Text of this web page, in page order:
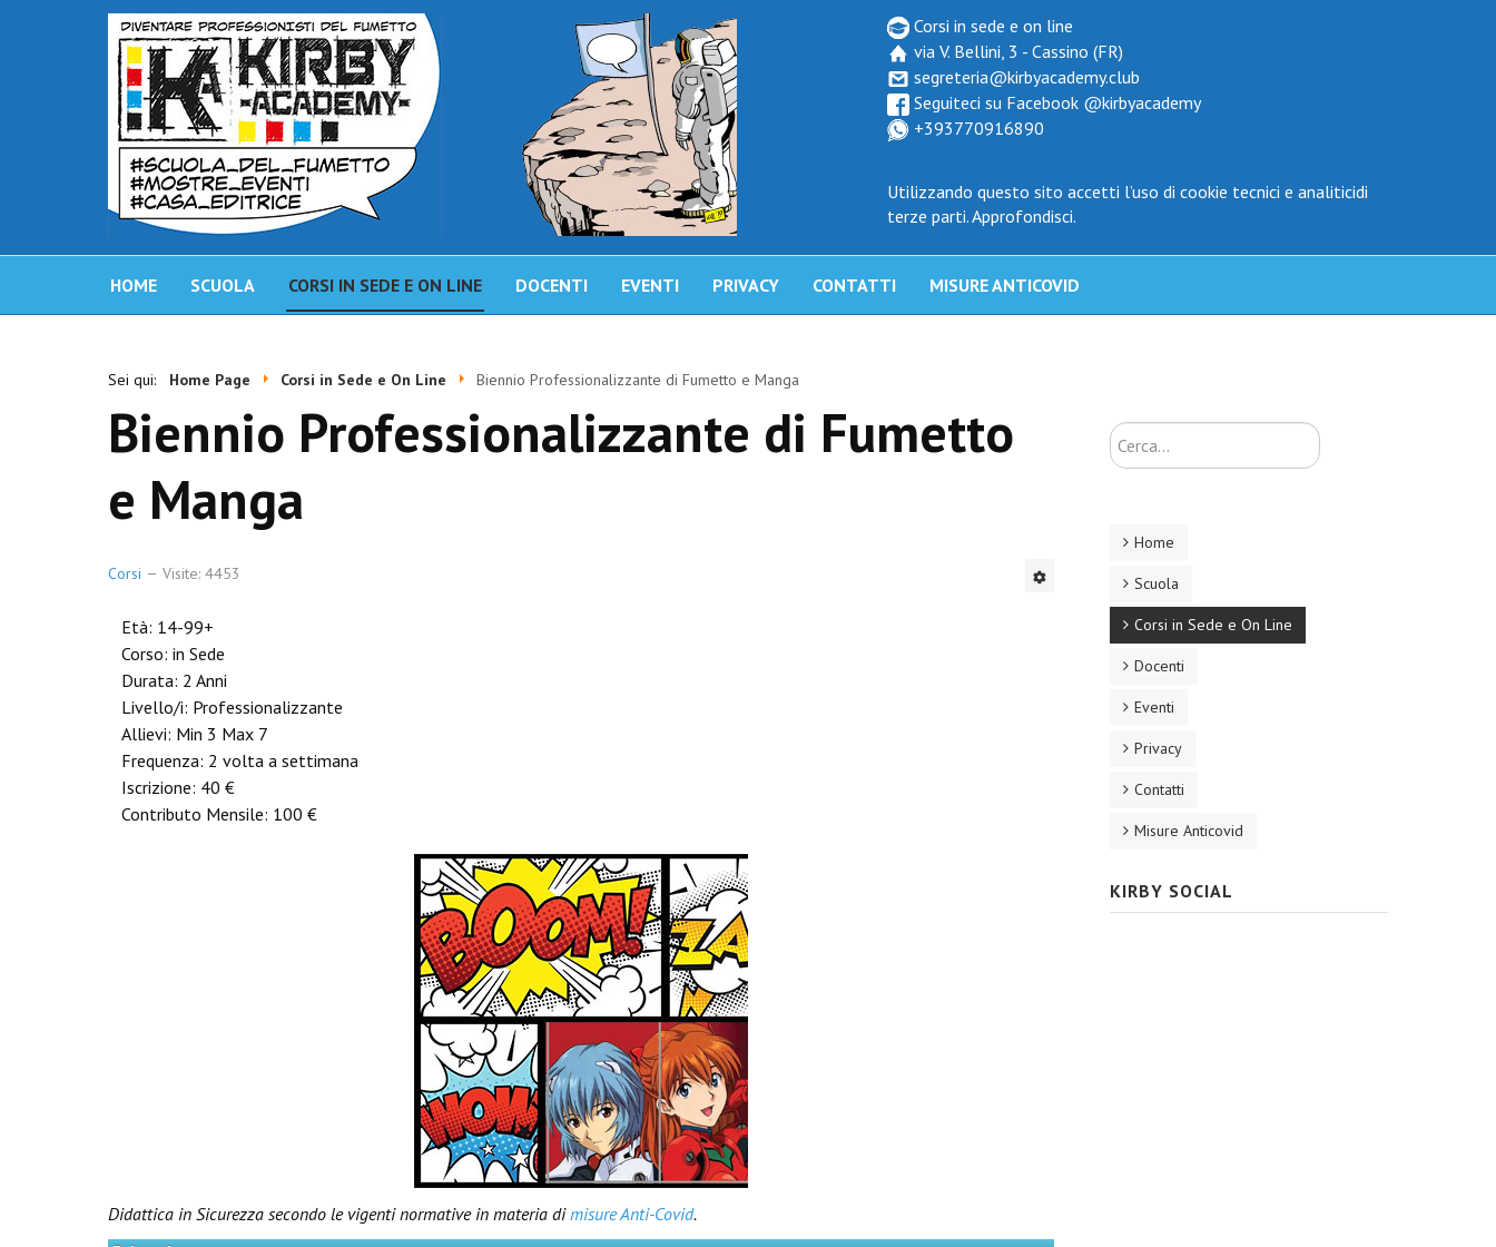
Corsi in sede e on line
via V. Bellini, 3 - Cassino (FR)
segreteria@kirbyacademy.club
Seguiteci su Facebook @kirbyacademy
+393770916890
Utilizzando questo sito accetti l’uso di cookie tecnici e analiticidi
terze parti.Approfondisci.
HOME SCUOLA CORSI IN SEDE E ON LINE DOCENTI EVENTI PRIVACY CONTATTI MISURE ANTICOVID
Sei qui: Home Page Corsi in Sede e On Line Biennio Professionalizzante di Fumetto e Manga
Biennio Professionalizzante di Fumetto
e Manga
Corsi Visite: 4453
Età: 14-99+
Corso: in Sede
Durata: 2 Anni
Livello/i: Professionalizzante
Allievi: Min 3 Max 7
Frequenza: 2 volta a settimana
Iscrizione: 40 €
Contributo Mensile: 100 €
Didattica in Sicurezza secondo le vigenti normative in materia dimisure Anti-Covid.
Cerca...
Home
Scuola
Corsi in Sede e On Line
Docenti
Eventi
Privacy
Contatti
Misure Anticovid
KIRBY SOCIAL